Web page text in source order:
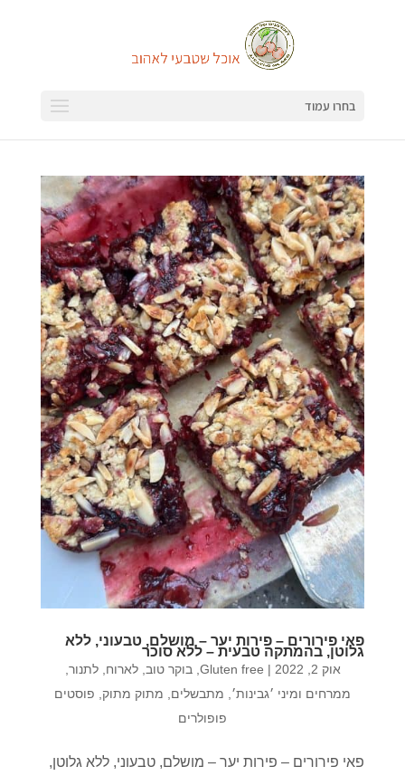
בחרו עמוד
פאי פירורים – פירות יער – מושלם, טבעוני, ללא
גלוטן, בהמתקה טבעית – ללא סוכר
אוק 2, 2022 |
Gluten free בוקר טוב ,לארוח ,לתנור
ממרחים ומיני ׳גבינות׳
מתבשלים מתוק מתוק פוסטים
פופולרים
פאי פירורים – פירות יער – מושלם, טבעוני, ללא גלוטן,